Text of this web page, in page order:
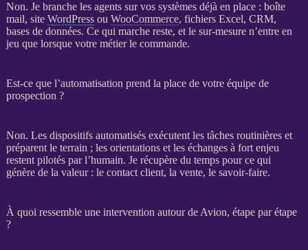
Non. Je branche les agentssur vos systèmes déjà en place : boîte
mail, site WordPressou WooCommerce, fichiers Excel, CRM,
bases de données. Ce qui marche reste, et le sur-mesure n’entre en
jeu que lorsque votre métier le commande.
Est-ce que l’automatisation prend la place de votre équipe de
prospection ?
Non. Les dispositifs automatisésexécutent les tâches routinières et
préparent le terrain ; les orientations et les échanges à fort enjeu
restent pilotés par l’humain. Je récupère du temps pour ce qui
génère de la valeur : le contact client, la vente, le savoir-faire.
À quoi ressemble une intervention autour de Avion, étape par étape
?